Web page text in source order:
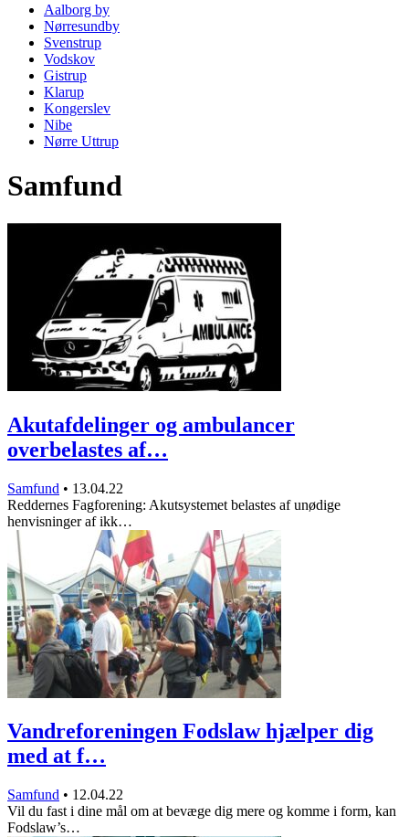
Aalborg by
Nørresundby
Svenstrup
Vodskov
Gistrup
Klarup
Kongerslev
Nibe
Nørre Uttrup
Samfund
Akutafdelinger og ambulancer
overbelastes af…
Samfund • 13.04.22
Reddernes Fagforening: Akutsystemet belastes af unødige
henvisninger af ikk…
Vandreforeningen Fodslaw hjælper dig
med at f…
Samfund • 12.04.22
Vil du fast i dine mål om at bevæge dig mere og komme i form, kan
Fodslaw’s…